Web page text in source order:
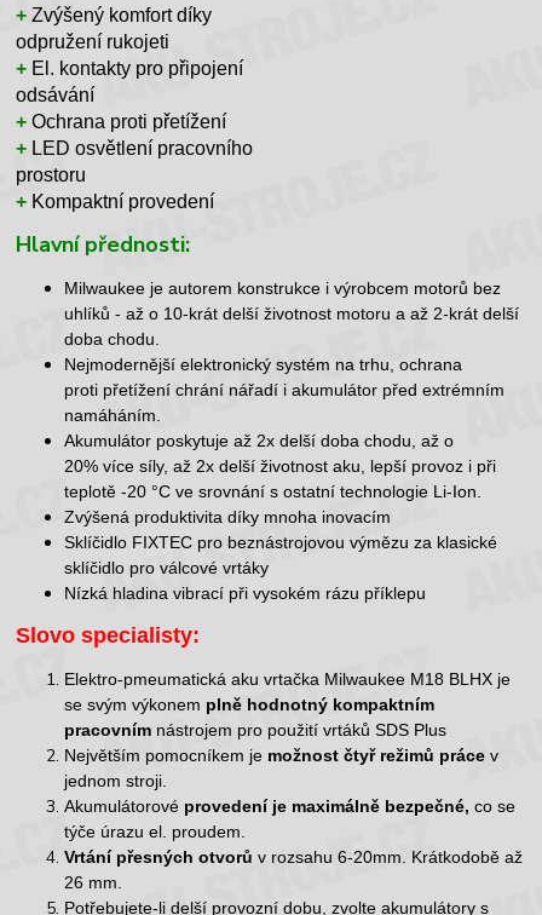
+ Zvýšený komfort díky
odpružení rukojeti
+ El. kontakty pro připojení
odsávání
+ Ochrana proti přetížení
+ LED osvětlení pracovního
prostoru
+ Kompaktní provedení
Hlavní přednosti:
Milwaukee je autorem konstrukce i výrobcem motorů bez
uhlíků - až o 10-krát delší životnost motoru a až 2-krát delší
doba chodu.
Nejmodernější elektronický systém na trhu, ochrana
proti přetížení chrání nářadí i akumulátor před extrémním
namáháním.
Akumulátor poskytuje až 2x delší doba chodu, až o
20% více síly, až 2x delší životnost aku, lepší provoz i při
teplotě -20 °C ve srovnání s ostatní technologie Li-Ion.
Zvýšená produktivita díky mnoha inovacím
Sklíčidlo FIXTEC pro beznástrojovou výmězu za klasické
sklíčidlo pro válcové vrtáky
Nízká hladina vibrací při vysokém rázu příklepu
Slovo specialisty:
Elektro-pmeumatická aku vrtačka Milwaukee M18 BLHX je
se svým výkonem plně hodnotný kompaktním
pracovním nástrojem pro použití vrtáků SDS Plus
Největším pomocníkem je možnost čtyř režimů prácev
jednom stroji.
Akumulátorové provedení je maximálně bezpečné,co se
týče úrazu el. proudem.
Vrtání přesných otvorů v rozsahu 6-20mm. Krátkodobě až
26 mm.
Potřebujete-li delší provozní dobu, zvolte akumulátory s